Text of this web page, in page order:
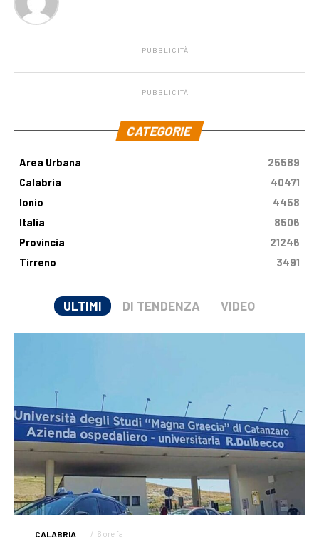
PUBBLICITÀ
PUBBLICITÀ
CATEGORIE
Area Urbana
25589
Calabria
40471
Ionio
4458
Italia
8506
Provincia
21246
Tirreno
3491
ULTIMI DI TENDENZA VIDEO
CALABRIA 6 ore fa